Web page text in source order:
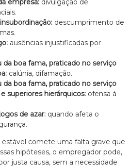
empresa:divulgação de
descumprimento de
ausências injustificadas por
da boa fama, praticado no serviço
calúnia, difamação.
da boa fama, praticado no serviço
superiores hierárquicos:ofensa à
de azar:quando afeta o
comete uma falta grave que
hipóteses, o empregador pode,
justa causa, sem a necessidade